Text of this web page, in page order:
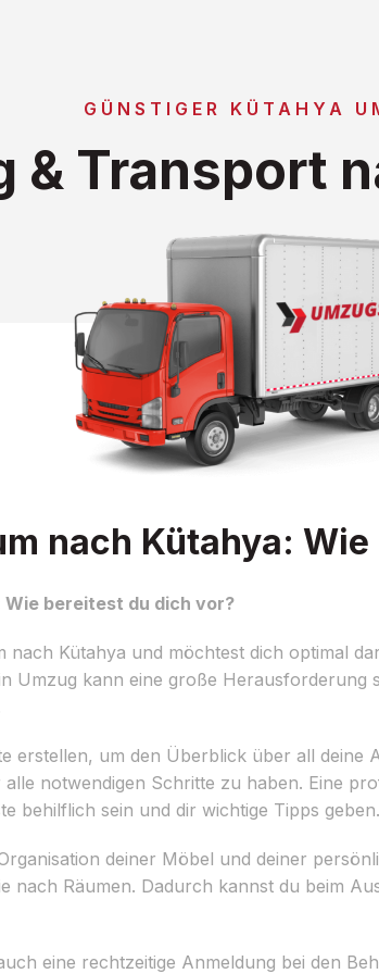
GÜNSTIGER KÜTAHYA
& Transport
nach Kütahya:
Wie bereitest du dich vor?
nach Kütahya und möchtest dich optimal
Umzug kann eine große
erstellen, um den Überblick über all
notwendigen Schritte zu haben. Eine
behilflich sein und dir wichtige Tipps geben.
deiner Möbel und deiner
nach Räumen. Dadurch kannst du beim
eine rechtzeitige Anmeldung bei den